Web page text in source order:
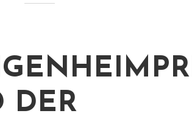
DER